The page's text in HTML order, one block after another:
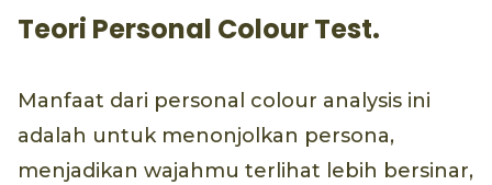
Teori Personal Colour Test.
Manfaat dari personal colour analysis ini
adalah untuk menonjolkan persona,
menjadikan wajahmu terlihat lebih bersinar,